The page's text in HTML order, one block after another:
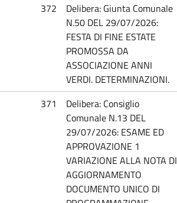
372
Delibera: Giunta Comunale
N.50 DEL 29/07/2026:
FESTA DI FINE ESTATE
PROMOSSA DA
ASSOCIAZIONE ANNI
VERDI. DETERMINAZIONI.
371
Delibera: Consiglio
Comunale N.13 DEL
29/07/2026: ESAME ED
APPROVAZIONE 1
VARIAZIONE ALLA NOTA DI
AGGIORNAMENTO
DOCUMENTO UNICO DI